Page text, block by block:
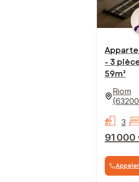
- 3
59m²
Riom
(63200
91 000
3
Appeler